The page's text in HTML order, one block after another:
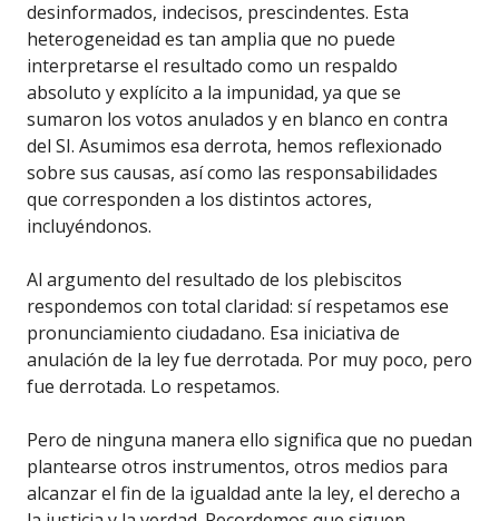
desinformados, indecisos, prescindentes. Esta
heterogeneidad es tan amplia que no puede
interpretarse el resultado como un respaldo
absoluto y explícito a la impunidad, ya que se
sumaron los votos anulados y en blanco en contra
del SI. Asumimos esa derrota, hemos reflexionado
sobre sus causas, así como las responsabilidades
que corresponden a los distintos actores,
incluyéndonos.
Al argumento del resultado de los plebiscitos
respondemos con total claridad: sí respetamos ese
pronunciamiento ciudadano. Esa iniciativa de
anulación de la ley fue derrotada. Por muy poco, pero
fue derrotada. Lo respetamos.
Pero de ninguna manera ello significa que no puedan
plantearse otros instrumentos, otros medios para
alcanzar el fin de la igualdad ante la ley, el derecho a